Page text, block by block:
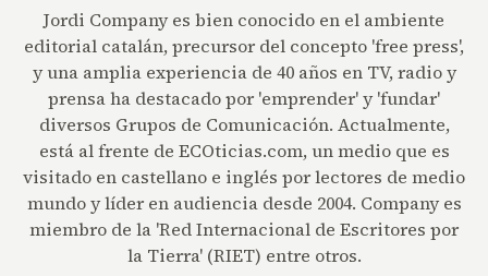
Jordi Company es bien conocido en el ambiente
editorial catalán, precursor del concepto 'free press',
y una amplia experiencia de 40 años en TV, radio y
prensa ha destacado por 'emprender' y 'fundar'
diversos Grupos de Comunicación. Actualmente,
está al frente de ECOticias.com, un medio que es
visitado en castellano e inglés por lectores de medio
mundo y líder en audiencia desde 2004. Company es
miembro de la 'Red Internacional de Escritores por
la Tierra' (RIET) entre otros.